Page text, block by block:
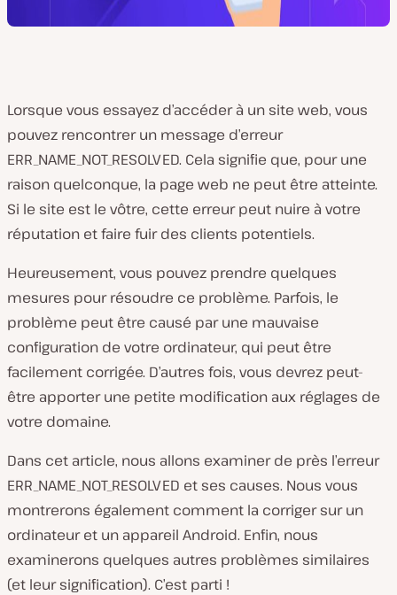
Lorsque vous essayez d’accéder à un site web, vous
pouvez rencontrer un message d’erreur
ERR_NAME_NOT_RESOLVED. Cela signifie que, pour une
raison quelconque, la page web ne peut être atteinte.
Si le site est le vôtre, cette erreur peut nuire à votre
réputation et faire fuir des clients potentiels.
Heureusement, vous pouvez prendre quelques
mesures pour résoudre ce problème. Parfois, le
problème peut être causé par une mauvaise
configuration de votre ordinateur, qui peut être
facilement corrigée. D’autres fois, vous devrez peut-
être apporter une petite modification aux réglages de
votre domaine.
Dans cet article, nous allons examiner de près l’erreur
ERR_NAME_NOT_RESOLVED et ses causes. Nous vous
montrerons également comment la corriger sur un
ordinateur et un appareil Android. Enfin, nous
examinerons quelques autres problèmes similaires
(et leur signification). C’est parti !